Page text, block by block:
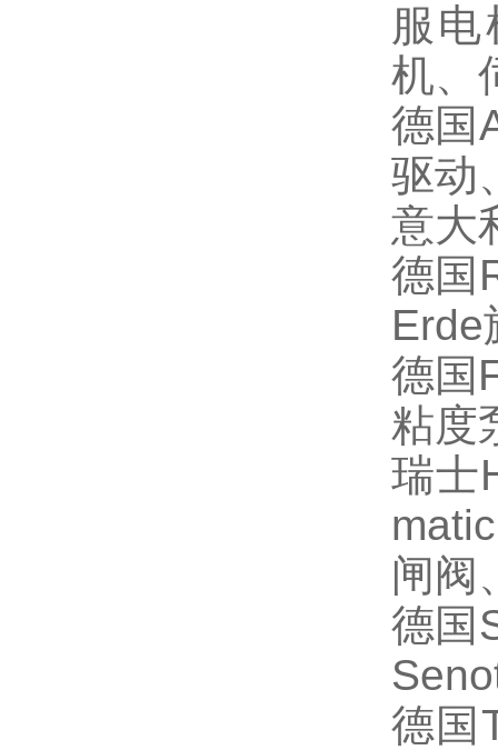
服
机、
德国
驱动
意大
德国
Erde
德国
粘度
瑞士
matic
闸阀
德国
德国